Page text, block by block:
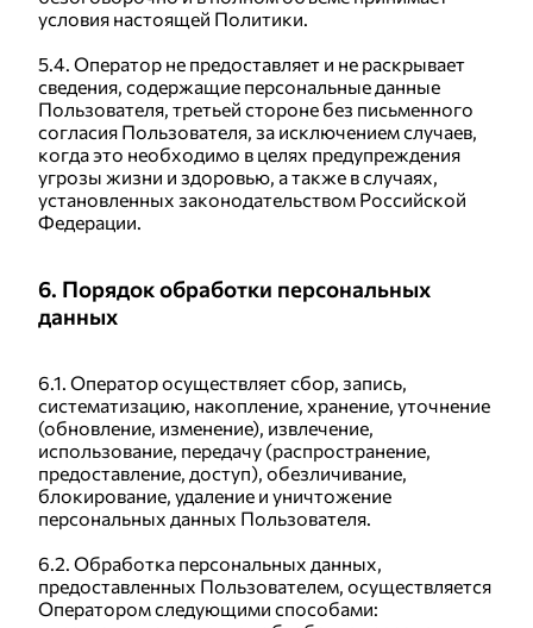
условия настоящей Политики.
5.4. Оператор не предоставляет и не раскрывает
сведения, содержащие персональные данные
Пользователя, третьей стороне без письменного
согласия Пользователя, за исключением случаев,
когда это необходимо в целях предупреждения
угрозы жизни и здоровью, а также в случаях,
установленных законодательством Российской
Федерации.
6. Порядок обработки персональных
данных
6.1. Оператор осуществляет сбор, запись,
систематизацию, накопление, хранение, уточнение
(обновление, изменение), извлечение,
использование, передачу (распространение,
предоставление, доступ), обезличивание,
блокирование, удаление и уничтожение
персональных данных Пользователя.
6.2. Обработка персональных данных,
предоставленных Пользователем, осуществляется
Оператором следующими способами: